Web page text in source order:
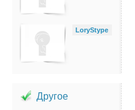
LoryStype
Другое